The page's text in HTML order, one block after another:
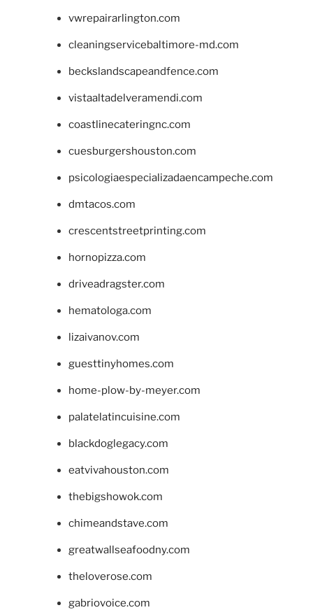
vwrepairarlington.com
cleaningservicebaltimore-md.com
beckslandscapeandfence.com
vistaaltadelveramendi.com
coastlinecateringnc.com
cuesburgershouston.com
psicologiaespecializadaencampeche.com
dmtacos.com
crescentstreetprinting.com
hornopizza.com
driveadragster.com
hematologa.com
lizaivanov.com
guesttinyhomes.com
home-plow-by-meyer.com
palatelatincuisine.com
blackdoglegacy.com
eatvivahouston.com
thebigshowok.com
chimeandstave.com
greatwallseafoodny.com
theloverose.com
gabriovoice.com